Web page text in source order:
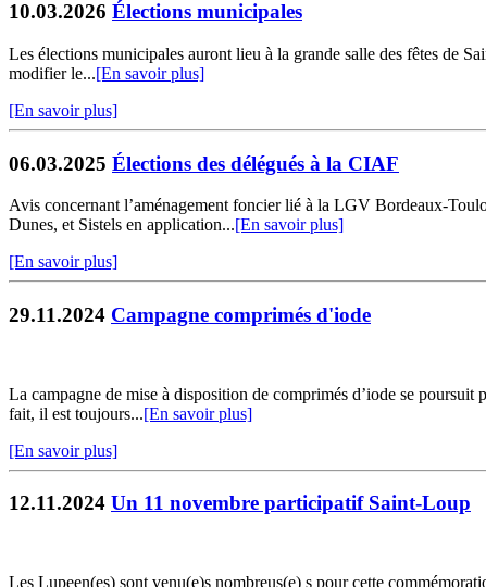
10.03.2026 Élections municipales
Les élections municipales auront lieu à la grande salle des fêtes de
modifier le...[En savoir plus]
[En savoir plus]
06.03.2025 Élections des délégués à la CIAF
Avis concernant l’aménagement foncier lié à la LGV Bordeaux-
Dunes, et Sistels en application...[En savoir plus]
[En savoir plus]
29.11.2024 Campagne comprimés d'iode
La campagne de mise à disposition de comprimés d’iode se
fait, il est toujours...[En savoir plus]
[En savoir plus]
12.11.2024 Un 11 novembre participatif Saint-Loup
Les Lupeen(es) sont venu(e)s nombreus(e) s pour cette